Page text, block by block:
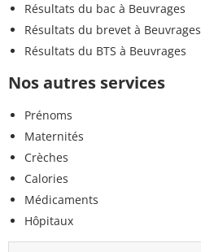
Résultats du bac à Beuvrages
Résultats du brevet à Beuvrages
Résultats du BTS à Beuvrages
Nos autres services
Prénoms
Maternités
Crèches
Calories
Médicaments
Hôpitaux